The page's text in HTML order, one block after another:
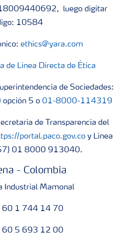
luego digitar
10584
ethics@yara.com
de Línea Directa de Ética
de Sociedades:
opción 5 o 01-8000-114319
de Transparencia del
portal.paco.gov.co y Línea
01 8000 913040.
- Colombia
Industrial Mamonal
60 1 744 14 70
60 5 693 12 00